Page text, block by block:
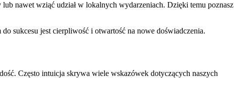
nawet wziąć udział w lokalnych wydarzeniach. Dzięki temu poznasz
sukcesu jest cierpliwość i otwartość na nowe doświadczenia.
Często intuicja skrywa wiele wskazówek dotyczących naszych